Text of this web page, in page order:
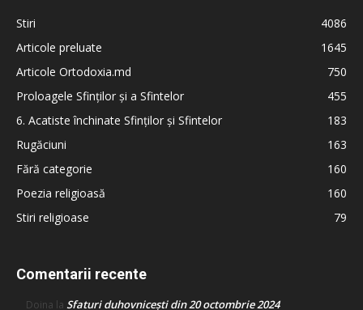
Stiri
4086
Articole preluate
1645
Articole Ortodoxia.md
750
Proloagele Sfinților și a Sfintelor
455
6. Acatiste închinate Sfinților și Sfintelor
183
Rugăciuni
163
Fără categorie
160
Poezia religioasă
160
Stiri religioase
79
Comentarii recente
Doina la Sfaturi duhovnicești din 20 octombrie 2024